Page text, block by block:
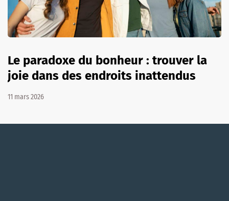
Le paradoxe du bonheur : trouver la
joie dans des endroits inattendus
11 mars 2026